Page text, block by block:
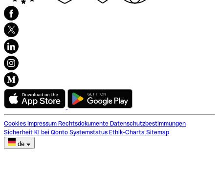
Cookies Impressum Rechtsdokumente Datenschutzbestimmungen
Sicherheit KI bei Qonto Systemstatus Ethik-Charta Sitemap
de